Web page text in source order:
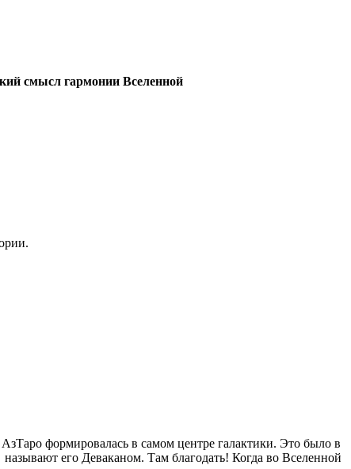
смысл гармонии Вселенной
формировалась в самом центре галактики. Это было в
его Деваканом. Там благодать! Когда во Вселенной